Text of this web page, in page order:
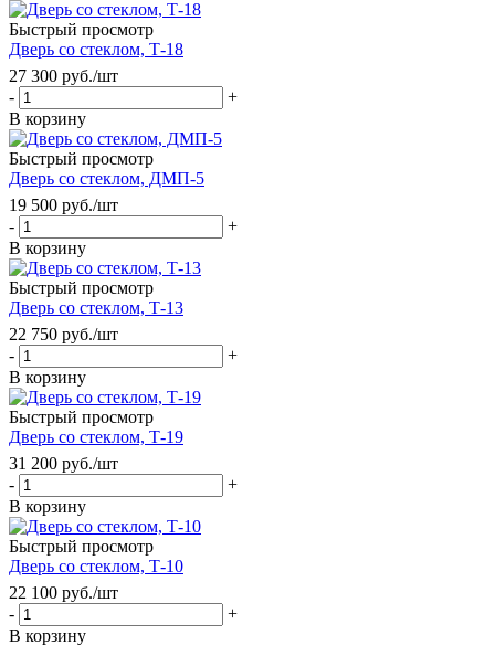
Быстрый просмотр
Дверь со стеклом, Т-18
27 300 руб./шт
-
+
В корзину
Быстрый просмотр
Дверь со стеклом, ДМП-5
19 500 руб./шт
-
+
В корзину
Быстрый просмотр
Дверь со стеклом, Т-13
22 750 руб./шт
-
+
В корзину
Быстрый просмотр
Дверь со стеклом, Т-19
31 200 руб./шт
-
+
В корзину
Быстрый просмотр
Дверь со стеклом, Т-10
22 100 руб./шт
-
+
В корзину